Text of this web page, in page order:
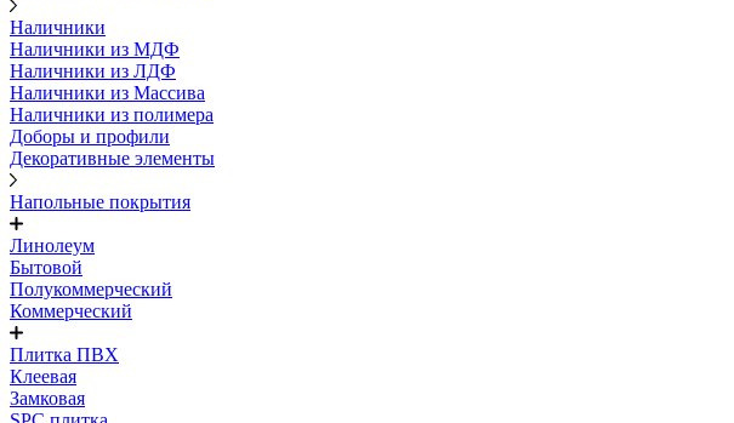
Наличники
Наличники из МДФ
Наличники из ЛДФ
Наличники из Массива
Наличники из полимера
Доборы и профили
Декоративные элементы
Напольные покрытия
Линолеум
Бытовой
Полукоммерческий
Коммерческий
Плитка ПВХ
Клеевая
Замковая